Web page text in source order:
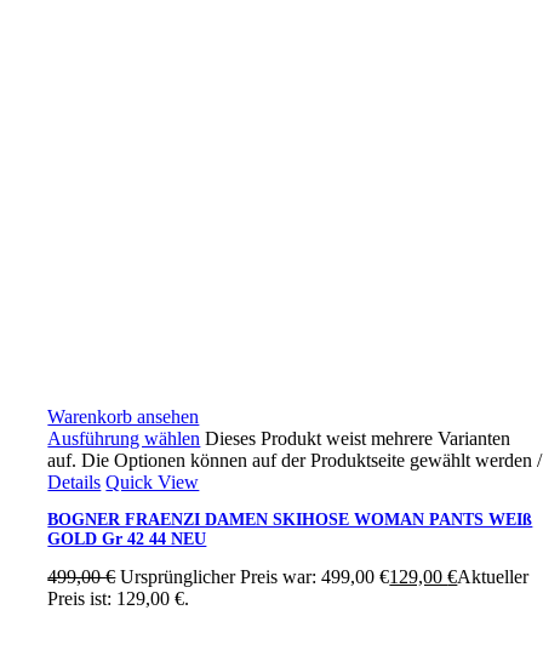
Warenkorb ansehen
Ausführung wählen Dieses Produkt weist mehrere Varianten
auf. Die Optionen können auf der Produktseite gewählt werden/
Details Quick View
BOGNER FRAENZI DAMEN SKIHOSE WOMAN PANTS WEIß
GOLD Gr 42 44 NEU
499,00€ Ursprünglicher Preis war: 499,00 €129,00€Aktueller
Preis ist: 129,00 €.